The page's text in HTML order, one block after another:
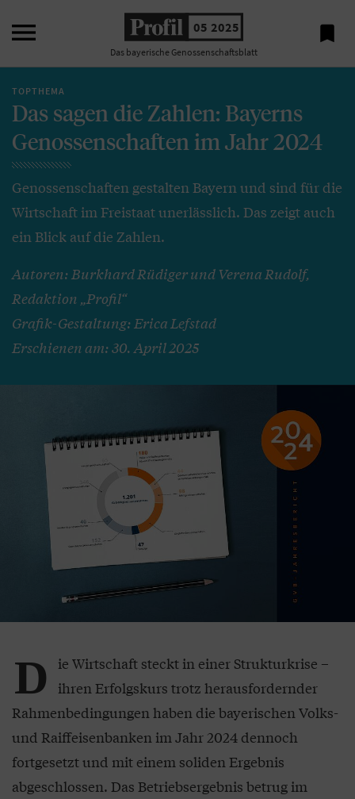
 05 2025
Das bayerische Genossenschaftsblatt

TOPTHEMA
Das sagen die Zahlen: Bayerns
Genossenschaften im Jahr 2024
Genossenschaften gestalten Bayern und sind für die
Wirtschaft im Freistaat unerlässlich. Das zeigt auch
ein Blick auf die Zahlen.
Autoren: Burkhard Rüdiger und Verena Rudolf,
Redaktion „Profil“
Grafik-Gestaltung: Erica Lefstad
Erschienen am: 30. April 2025
D ie Wirtschaft steckt in einer Strukturkrise –
ihren Erfolgskurs trotz herausfordernder
Rahmenbedingungen haben die bayerischen Volks-
und Raiffeisenbanken im Jahr 2024 dennoch
fortgesetzt und mit einem soliden Ergebnis
abgeschlossen. Das Betriebsergebnis betrug im